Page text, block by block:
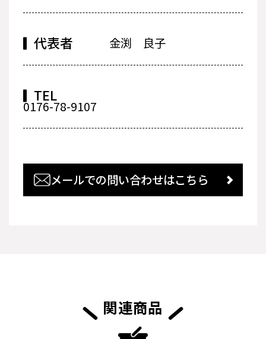
代表者 金渕 良子
TEL
0176-78-9107
メールでの問い合わせはこちら
関連商品